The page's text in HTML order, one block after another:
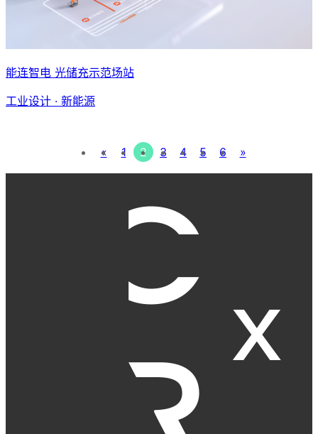
能连智电 光储充示范场站
工业设计 · 新能源
« 1 2 3 4 5 6 »